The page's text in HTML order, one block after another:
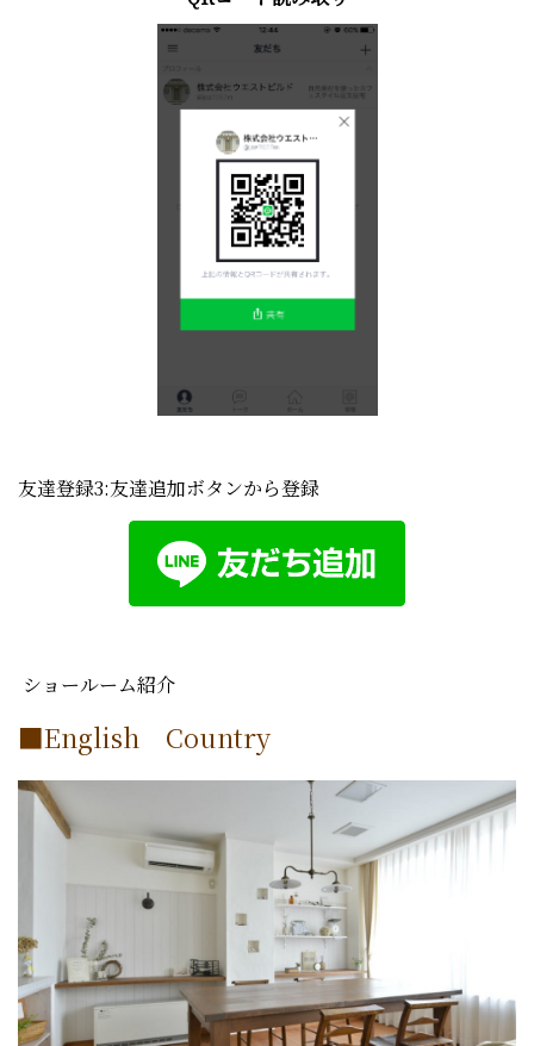
友達登録3:友達追加ボタンから登録
ショールーム紹介
■English Country